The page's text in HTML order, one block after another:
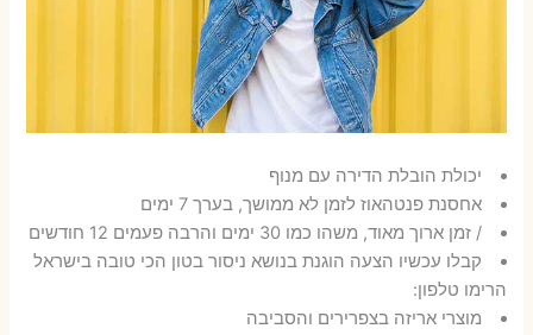
יכולת הובלת הדירה עם מנוף
אחסנת פנטהאוז לזמן לא ממושך, בערך 7 ימים
/ זמן ארוך מאוד, משהו כמו 30 ימים והרבה פעמים 12 חודשים
קבלו עכשיו הצעה הוגנת בנושא ניסור בטון הכי טובה בישראל
הרימו טלפון:
מוצרי אריזה בצפרירים והסביבה